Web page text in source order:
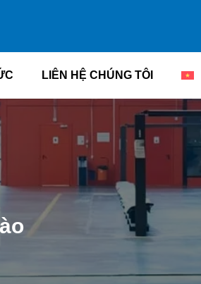
LIÊN HỆ CHÚNG TÔI